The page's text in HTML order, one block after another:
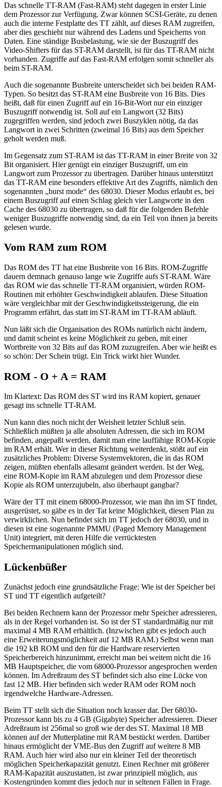
Das schnelle TT-RAM (Fast-RAM) steht dagegen in erster Linie
dem Prozessor zur Verfügung. Zwar können SCSI-Geräte, zu denen
auch die interne Festplatte des TT zählt, auf dieses RAM zugreifen,
aber dies geschieht nur während des Ladens und Speicherns von
Daten. Eine ständige Busbelastung, wie sie der Buszugriff des
Video-Shifters für das ST-RAM darstellt, ist für das TT-RAM nicht
vorhanden. Zugriffe auf das Fast-RAM erfolgen somit schneller als
beim ST-RAM.
Auch die sogenannte Busbreite unterscheidet sich bei beiden RAM-
Typen. So besitzt das ST-RAM eine Busbreite von 16 Bits. Dies
heißt, daß für einen Zugriff auf ein 16-Bit-Wort nur ein einziger
Buszugriff notwendig ist. Soll auf ein Langwort (32 Bits)
zugegriffen werden, sind jedoch zwei Buszyklen nötig, da das
Langwort in zwei Schritten (zweimal 16 Bits) aus dem Speicher
geholt werden muß.
Im Gegensatz zum ST-RAM ist das TT-RAM in einer Breite von 32
Bit organisiert. Hier genügt ein einziger Buszugriff, um ein
Langwort zum Prozessor zu übertragen. Darüber hinaus unterstützt
das TT-RAM eine besonders effektive Art des Zugriffs, nämlich den
sogenannten „burst mode“ des 68030. Dieser Modus erlaubt es, bei
einem Buszugriff auf einen Schlag gleich vier Langworte in den
Cache des 68030 zu übertragen, so daß für die folgenden Befehle
weniger Buszugriffe notwendig sind, da ein Teil von ihnen ja bereits
gelesen wurde.
Vom RAM zum ROM
Das ROM des TT hat eine Busbreite von 16 Bits. ROM-Zugriffe
dauern demnach genauso lange wie Zugriffe aufs ST-RAM. Wäre
das ROM wie das schnelle TT-RAM organisiert, würden ROM-
Routinen mit erhöhter Geschwindigkeit ablaufen. Diese Situation
wäre vergleichbar mit der Geschwindigkeitssteigerung, die ein
Programm erfährt, das statt im ST-RAM im TT-RAM abläuft.
Nun läßt sich die Organisation des ROMs natürlich nicht ändern,
und damit scheint es keine Möglichkeit zu geben, mit einer
Wortbreite von 32 Bits auf das ROM zuzugreifen. Aber wie heißt es
so schön: Der Schein trügt. Ein Trick wirkt hier Wunder.
ROM - O + A = RAM
Im Klartext: Das ROM des ST wird ins RAM kopiert, genauer
gesagt ins schnelle TT-RAM.
Nun kann dies noch nicht der Weisheit letzter Schluß sein.
Schließlich müßten ja alle absoluten Adressen, die sich im ROM
befinden, angepaßt werden, damit man eine lauffähige ROM-Kopie
im RAM erhält. Wer in dieser Richtung weiterdenkt, stößt auf ein
zusätzliches Problem: Diverse Systemvektoren, die in das ROM
zeigen, müßten ebenfalls allesamt geändert werden. Ist der Weg,
eine ROM-Kopie im RAM abzulegen und dem Prozessor diese
Kopie als ROM unterzujubeln, also überhaupt gangbar?
Wäre der TT mit einem 68000-Prozessor, wie man ihn im ST findet,
ausgerüstet, so gäbe es in der Tat keine Möglichkeit, diesen Plan zu
verwirklichen. Nun befindet sich im TT jedoch der 68030, und in
diesen ist eine sogenannte PMMU (Paged Memory Management
Unit) integriert, mit deren Hilfe die verrücktesten
Speichermanipulationen möglich sind.
Lückenbüßer
Zunächst jedoch eine grundsätzliche Frage: Wie ist der Speicher bei
ST und TT eigentlich aufgeteilt?
Bei beiden Rechnern kann der Prozessor mehr Speicher adressieren,
als in der Regel vorhanden ist. So ist der ST standardmäßig nur mit
maximal 4 MB RAM erhältlich. (Inzwischen gibt es jedoch auch
eine Erweiterungsmöglichkeit auf 12 MB RAM.) Selbst wenn man
die 192 kB ROM und den für die Hardware reservierten
Speicherbereich hinzunimmt, erreicht man bei weitem nicht die 16
MB Hauptspeicher, die vom 68000-Prozessor angesprochen werden
können. Im Adreßraum des ST befindet sich also eine Lücke von
fast 12 MB. Hier befinden sich weder RAM oder ROM noch
irgendwelche Hardware-Adressen.
Beim TT stellt sich die Situation noch krasser dar. Der 68030-
Prozessor kann bis zu 4 GB (Gigabyte) Speicher adressieren. Dieser
Adreßraum ist 256mal so groß wie der des ST. Maximal 18 MB
können auf der Mutterplatine mit RAM bestückt werden. Darüber
hinaus ermöglicht der VME-Bus den Zugriff auf weitere 8 MB
RAM. Auch hier wird also nur ein kleiner Teil der theoretisch
möglichen Speicherkapazität genutzt. Einen Rechner mit größerer
RAM-Kapazität auszustatten, ist zwar prinzipiell möglich, aus
Kostengründen kommt dies jedoch nur in seltenen Fällen in Frage.